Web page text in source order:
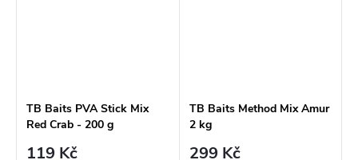
TB Baits PVA Stick Mix
Red Crab - 200 g
119 Kč
TB Baits Method Mix Amur
2 kg
299 Kč